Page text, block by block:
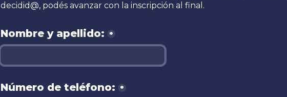
decidid@, podés avanzar con la inscripción al final.
Nombre y apellido: *
Número de teléfono: *